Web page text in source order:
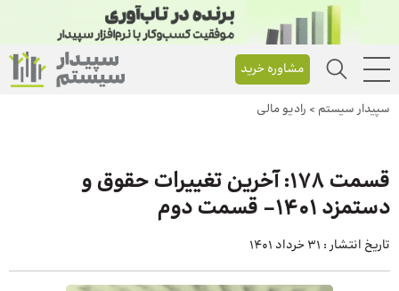
مشاوره خرید
سپیدار سیستم > رادیو مالی
قسمت ۱۷۸: آخرین تغییرات حقوق و
دستمزد ۱۴۰۱- قسمت دوم
تاریخ انتشار : 31 خرداد 1401